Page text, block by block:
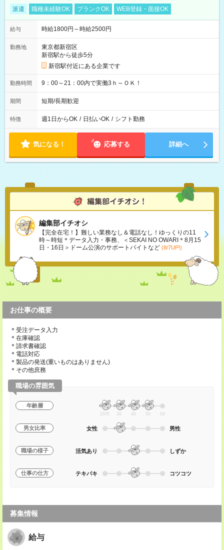
派遣 職種未経験OK ブランクOK WEB登録・面接OK
給与 時給1800円～時給2500円
勤務地
東京都新宿区
新宿駅から徒歩5分
新宿駅付近にある企業です
勤務時間 9：00～21：00内で実働3ｈ～ＯＫ！
期間 短期/長期歓迎
特徴 週1日からOK / 日払いOK / シフト勤務
気になる！ 応募する 詳細へ
編集部イチオシ
【完全在宅！】難しい業務なし＆電話なし！ゆっくりの11
時～時短＊データ入力・事務、＜SEKAI NO OWARI＊8月15
日・16日＞ドーム公演のサポートバイトなど (8/7UP!)
お仕事の概要
＊受注データ入力
＊在庫確認
＊請求書確認
＊電話対応
＊製品の発送(重いものはありません)
＊その他庶務
職場の雰囲気
年齢層
20代 30 40 50 60
男女比率 女性 男性
職場の様子 活気あり しずか
仕事の仕方 テキパキ コツコツ
募集情報
給与